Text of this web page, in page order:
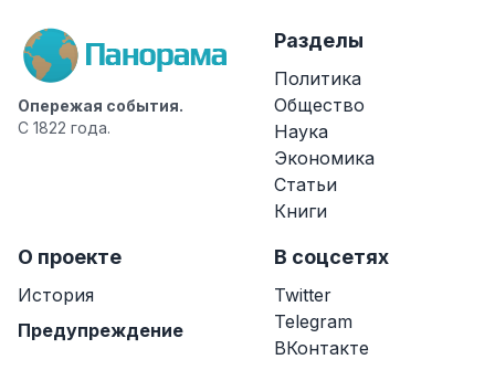
Опережая события.
С 1822 года.
Разделы
Политика
Общество
Наука
Экономика
Статьи
Книги
О проекте
История
Предупреждение
В соцсетях
Twitter
Telegram
ВКонтакте